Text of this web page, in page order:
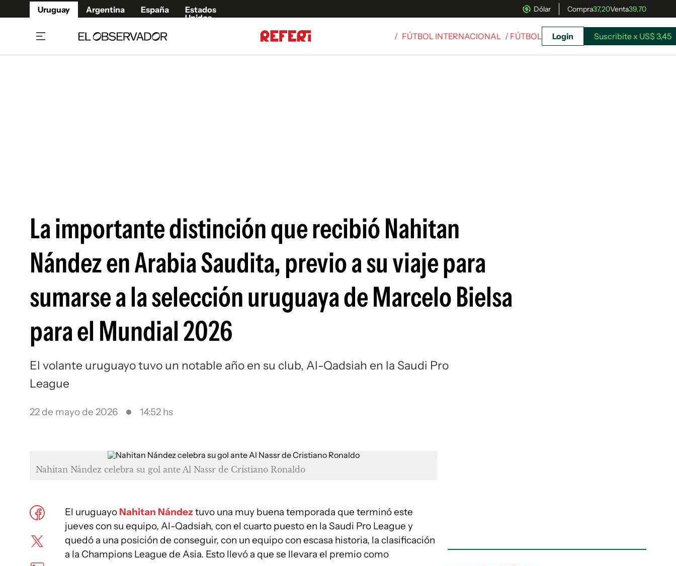
Uruguay Argentina España
Estados
Unidos
Dólar Compra37,20Venta39,70
/ FÚTBOL INTERNACIONAL / FÚTBOL Login Suscribite x US$ 3,45
La importante distinción que recibió Nahitan
Nández en Arabia Saudita, previo a su viaje para
sumarse a la selección uruguaya de Marcelo Bielsa
para el Mundial 2026
El volante uruguayo tuvo un notable año en su club, Al-Qadsiah en la Saudi Pro
League
22 de mayo de 2026 14:52 hs
Nahitan Nández celebra su gol ante Al Nassr de Cristiano Ronaldo
El uruguayo Nahitan Nándeztuvo una muy buena temporada que terminó este
jueves con su equipo, Al-Qadsiah, con el cuarto puesto en la Saudi Pro League y
quedó a una posición de conseguir, con un equipo con escasa historia, la clasificación
a la Champions League de Asia. Esto llevó a que se llevara el premio como